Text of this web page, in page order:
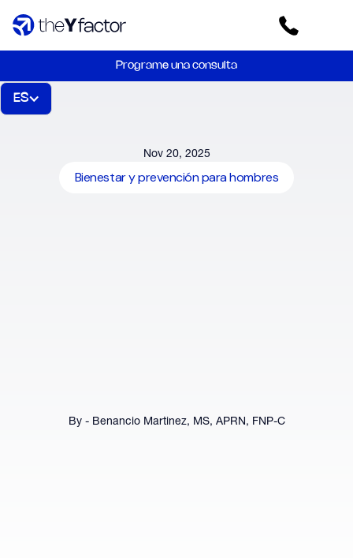
Programe una consulta
ES
Nov 20, 2025
Bienestar y prevención para hombres
By - Benancio Martinez, MS, APRN, FNP-C